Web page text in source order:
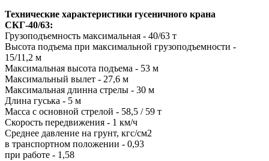
Технические характеристики гусеничного крана
СКГ-40/63:
Грузоподъемность максимальная - 40/63 т
Высота подъема при максимальной грузоподъемности -
15/11,2 м
Максимальная высота подъема - 53 м
Максимальный вылет - 27,6 м
Максимальная длинна стрелы - 30 м
Длина гуська - 5 м
Масса с основной стрелой - 58,5 / 59 т
Скорость передвижения - 1 км/ч
Среднее давление на грунт, кгс/см2
в транспортном положении - 0,93
при работе - 1,58